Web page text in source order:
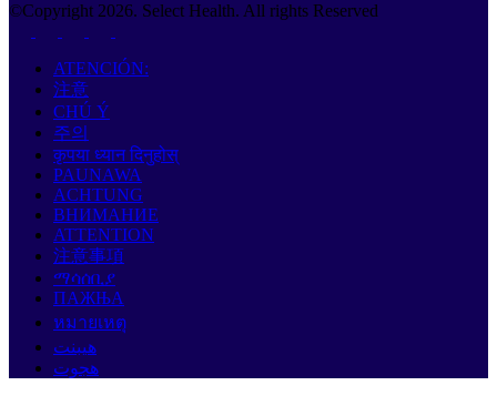
©Copyright 2026. Select Health. All rights Reserved
ATENCIÓN:
注意
CHÚ Ý
주의
कृपया ध्यान दिनुहोस्
PAUNAWA
ACHTUNG
ВНИМАНИЕ
ATTENTION
注意事項
ማሳሰቢያ
ПАЖЊА
หมายเหตุ
هيبنت
هجوت